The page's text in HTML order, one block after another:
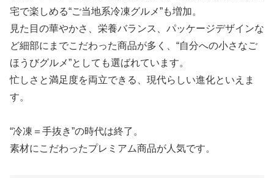
宅で楽しめる“ご当地系冷凍グルメ”も増加。
見た目の華やかさ、栄養バランス、パッケージデザインな
ど細部にまでこだわった商品が多く、“自分への小さなご
ほうびグルメ”としても選ばれています。
忙しさと満足度を両立できる、現代らしい進化といえま
す。
“冷凍＝手抜き”の時代は終了。
素材にこだわったプレミアム商品が人気です。